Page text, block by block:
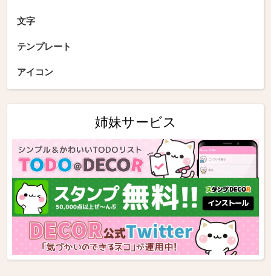
文字
テンプレート
アイコン
姉妹サービス